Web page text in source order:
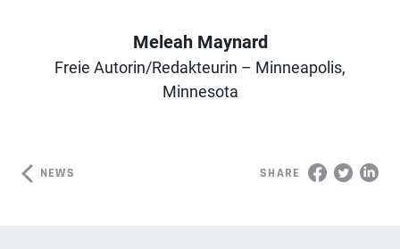
Author
Meleah Maynard
Freie Autorin/Redakteurin – Minneapolis,
Minnesota
NEWS SHARE